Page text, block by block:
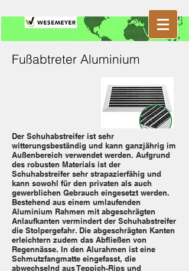
Fußabtreter Aluminium
Der Schuhabstreifer ist sehr
witterungsbeständig und kann ganzjährig im
Außenbereich verwendet werden. Aufgrund
des robusten Materials ist der
Schuhabstreifer sehr strapazierfähig und
kann sowohl für den privaten als auch
gewerblichen Gebrauch eingesetzt werden.
Bestehend aus einem umlaufenden
Aluminium Rahmen mit abgeschrägten
Anlaufkanten vermindert der Schuhabstreifer
die Stolpergefahr. Die abgeschrägten Kanten
erleichtern zudem das Abfließen von
Regennässe. In den Alurahmen ist eine
Schmutzfangmatte eingefasst, die
abwechselnd aus Teppich-Rips und